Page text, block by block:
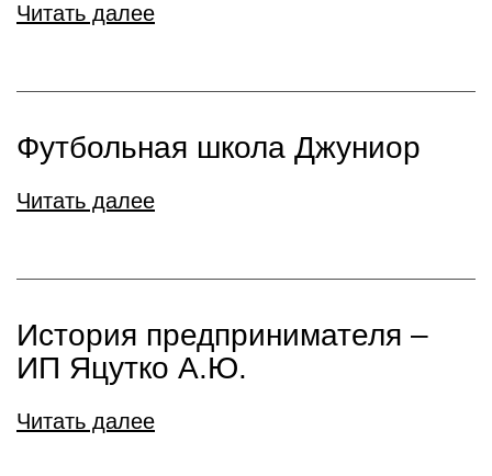
Читать далее
Футбольная школа Джуниор
Читать далее
История предпринимателя –
ИП Яцутко А.Ю.
Читать далее